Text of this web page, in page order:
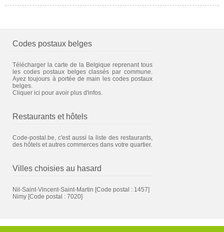
Codes postaux belges
Télécharger la carte de la Belgique reprenant tous
les codes postaux belges classés par commune.
Ayez toujours à portée de main les codes postaux
belges.
Cliquer ici pour avoir plus d'infos.
Restaurants et hôtels
Code-postal.be, c'est aussi la liste des restaurants,
des hôtels et autres commerces dans votre quartier.
Villes choisies au hasard
Nil-Saint-Vincent-Saint-Martin [Code postal : 1457]
Nimy [Code postal : 7020]